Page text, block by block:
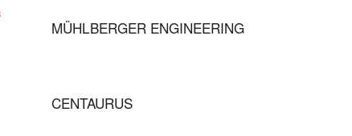
MÜHLBERGER ENGINEERING
CENTAURUS